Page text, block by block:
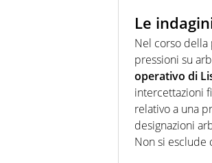
Le
Nel corso della
pressioni su
operativo di
intercettazioni
relativo a una
designazioni
Non si esclude